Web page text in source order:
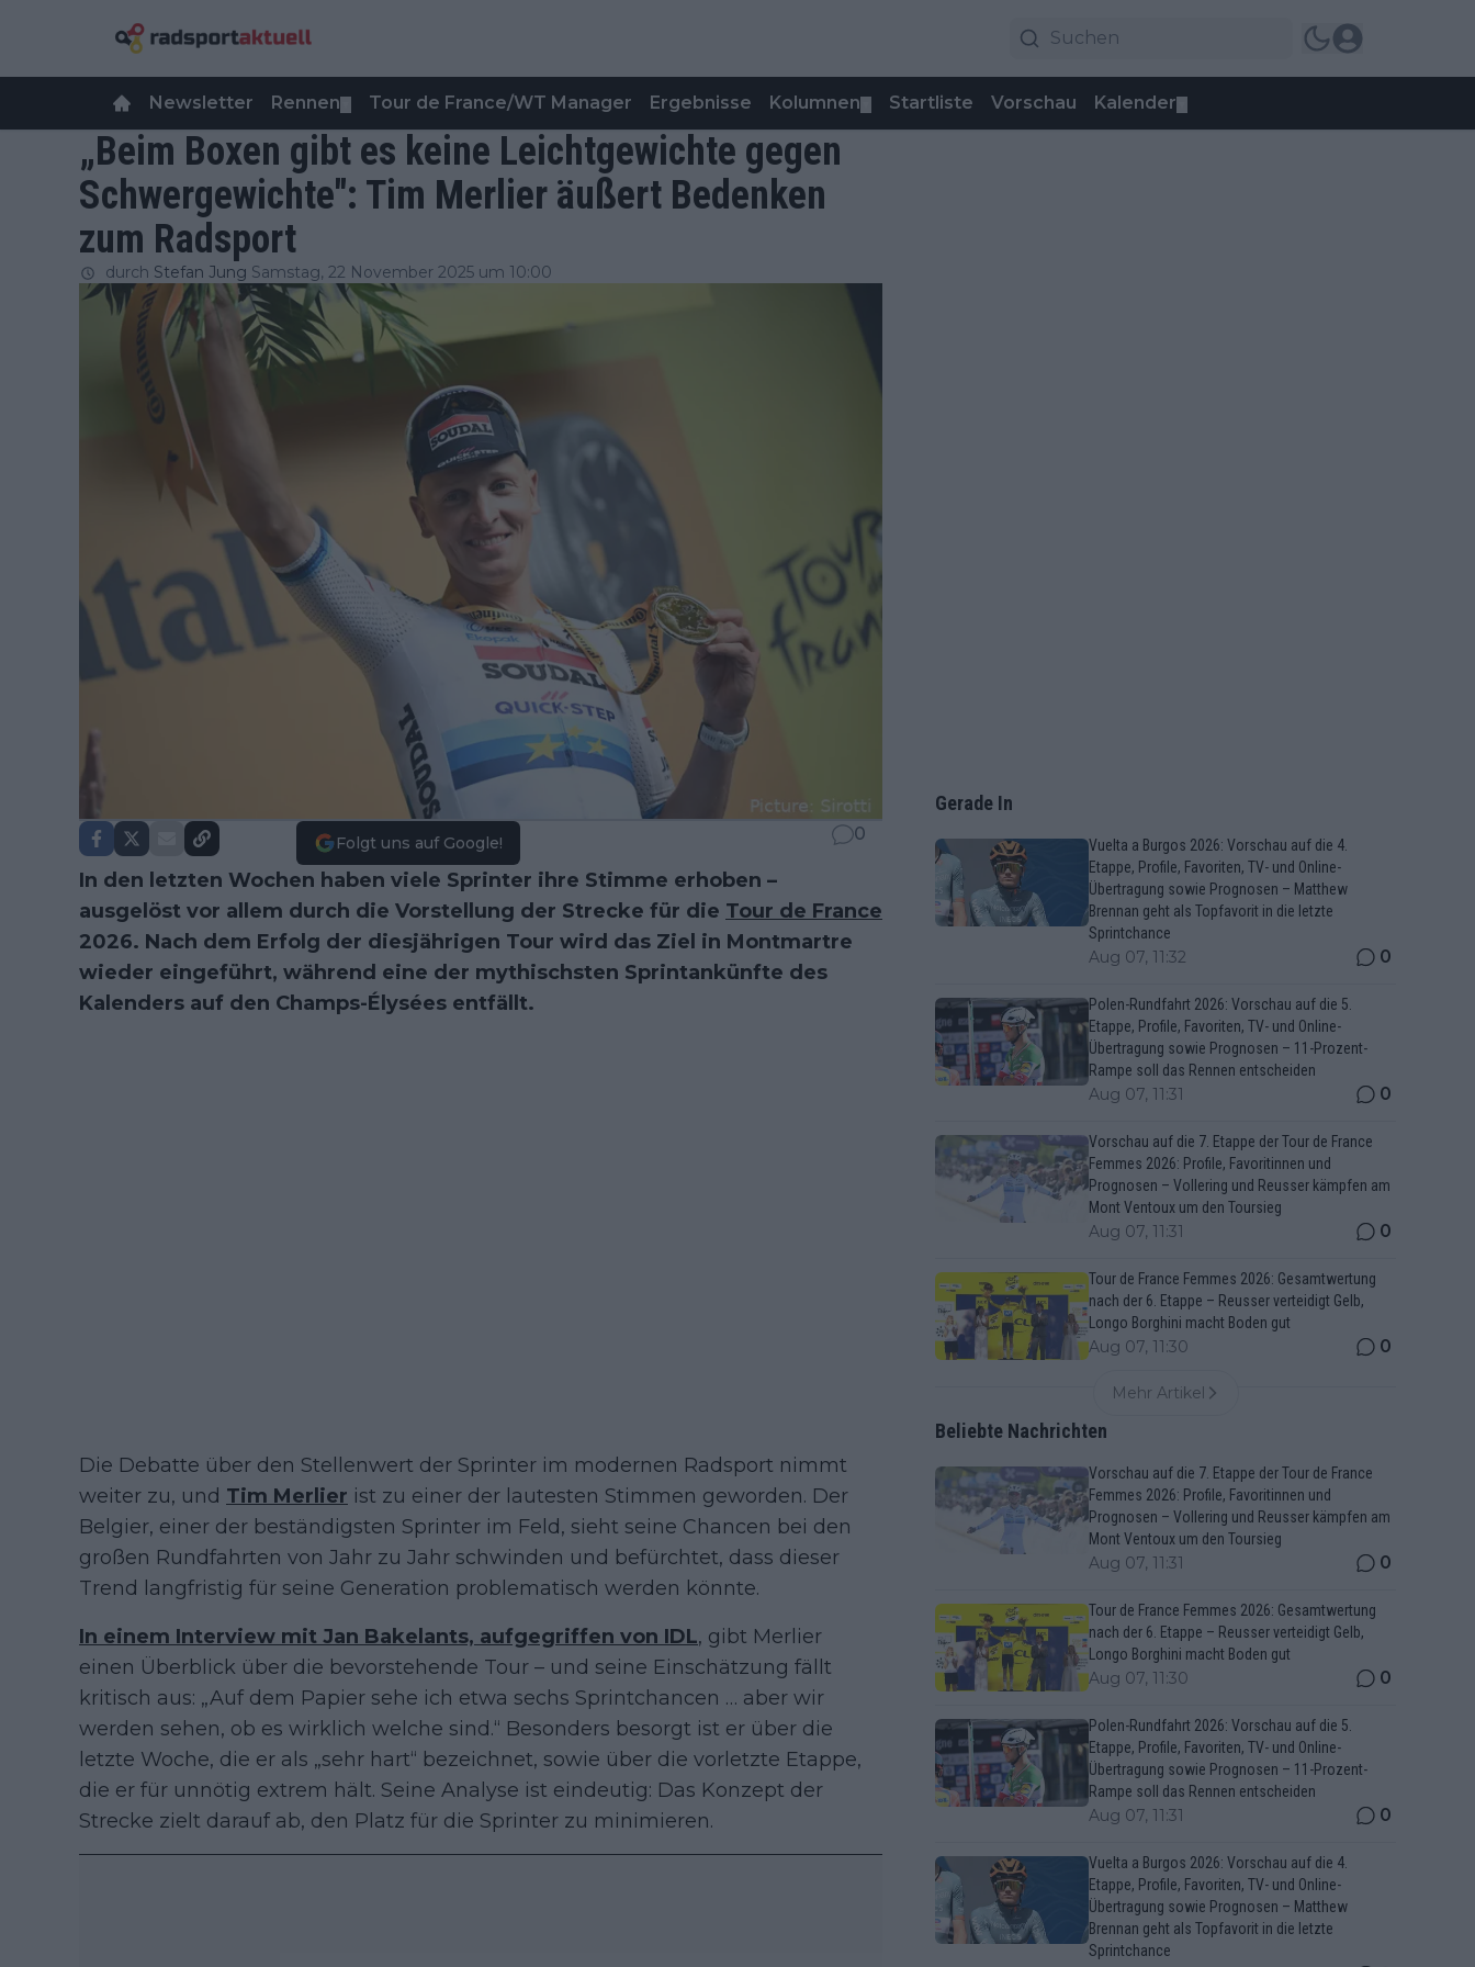
Newsletter Rennen Tour de France/WT Manager Ergebnisse Kolumnen Startliste Vorschau Kalender
„Beim Boxen gibt es keine Leichtgewichte gegen
Schwergewichte": Tim Merlier äußert Bedenken
zum Radsport
durch Stefan Jung Samstag, 22 November 2025 um 10:00
Folgt uns auf Google! 0
In den letzten Wochen haben viele Sprinter ihre Stimme erhoben –
ausgelöst vor allem durch die Vorstellung der Strecke für die Tour de France
2026. Nach dem Erfolg der diesjährigen Tour wird das Ziel in Montmartre
wieder eingeführt, während eine der mythischsten Sprintankünfte des
Kalenders auf den Champs-Élysées entfällt.
Die Debatte über den Stellenwert der Sprinter im modernen Radsport nimmt
weiter zu, und Tim Merlier ist zu einer der lautesten Stimmen geworden. Der
Belgier, einer der beständigsten Sprinter im Feld, sieht seine Chancen bei den
großen Rundfahrten von Jahr zu Jahr schwinden und befürchtet, dass dieser
Trend langfristig für seine Generation problematisch werden könnte.
In einem Interview mit Jan Bakelants, aufgegriffen von IDL, gibt Merlier
einen Überblick über die bevorstehende Tour – und seine Einschätzung fällt
kritisch aus: „Auf dem Papier sehe ich etwa sechs Sprintchancen … aber wir
werden sehen, ob es wirklich welche sind.“ Besonders besorgt ist er über die
letzte Woche, die er als „sehr hart“ bezeichnet, sowie über die vorletzte Etappe,
die er für unnötig extrem hält. Seine Analyse ist eindeutig: Das Konzept der
Strecke zielt darauf ab, den Platz für die Sprinter zu minimieren.
Gerade In
Vuelta a Burgos 2026: Vorschau auf die 4.
Etappe, Profile, Favoriten, TV- und Online-
Übertragung sowie Prognosen – Matthew
Brennan geht als Topfavorit in die letzte
Sprintchance
Aug 07, 11:32 0
Polen-Rundfahrt 2026: Vorschau auf die 5.
Etappe, Profile, Favoriten, TV- und Online-
Übertragung sowie Prognosen – 11-Prozent-
Rampe soll das Rennen entscheiden
Aug 07, 11:31 0
Vorschau auf die 7. Etappe der Tour de France
Femmes 2026: Profile, Favoritinnen und
Prognosen – Vollering und Reusser kämpfen am
Mont Ventoux um den Toursieg
Aug 07, 11:31 0
Tour de France Femmes 2026: Gesamtwertung
nach der 6. Etappe – Reusser verteidigt Gelb,
Longo Borghini macht Boden gut
Aug 07, 11:30 0
Mehr Artikel
Beliebte Nachrichten
Vorschau auf die 7. Etappe der Tour de France
Femmes 2026: Profile, Favoritinnen und
Prognosen – Vollering und Reusser kämpfen am
Mont Ventoux um den Toursieg
Aug 07, 11:31 0
Tour de France Femmes 2026: Gesamtwertung
nach der 6. Etappe – Reusser verteidigt Gelb,
Longo Borghini macht Boden gut
Aug 07, 11:30 0
Polen-Rundfahrt 2026: Vorschau auf die 5.
Etappe, Profile, Favoriten, TV- und Online-
Übertragung sowie Prognosen – 11-Prozent-
Rampe soll das Rennen entscheiden
Aug 07, 11:31 0
Vuelta a Burgos 2026: Vorschau auf die 4.
Etappe, Profile, Favoriten, TV- und Online-
Übertragung sowie Prognosen – Matthew
Brennan geht als Topfavorit in die letzte
Sprintchance